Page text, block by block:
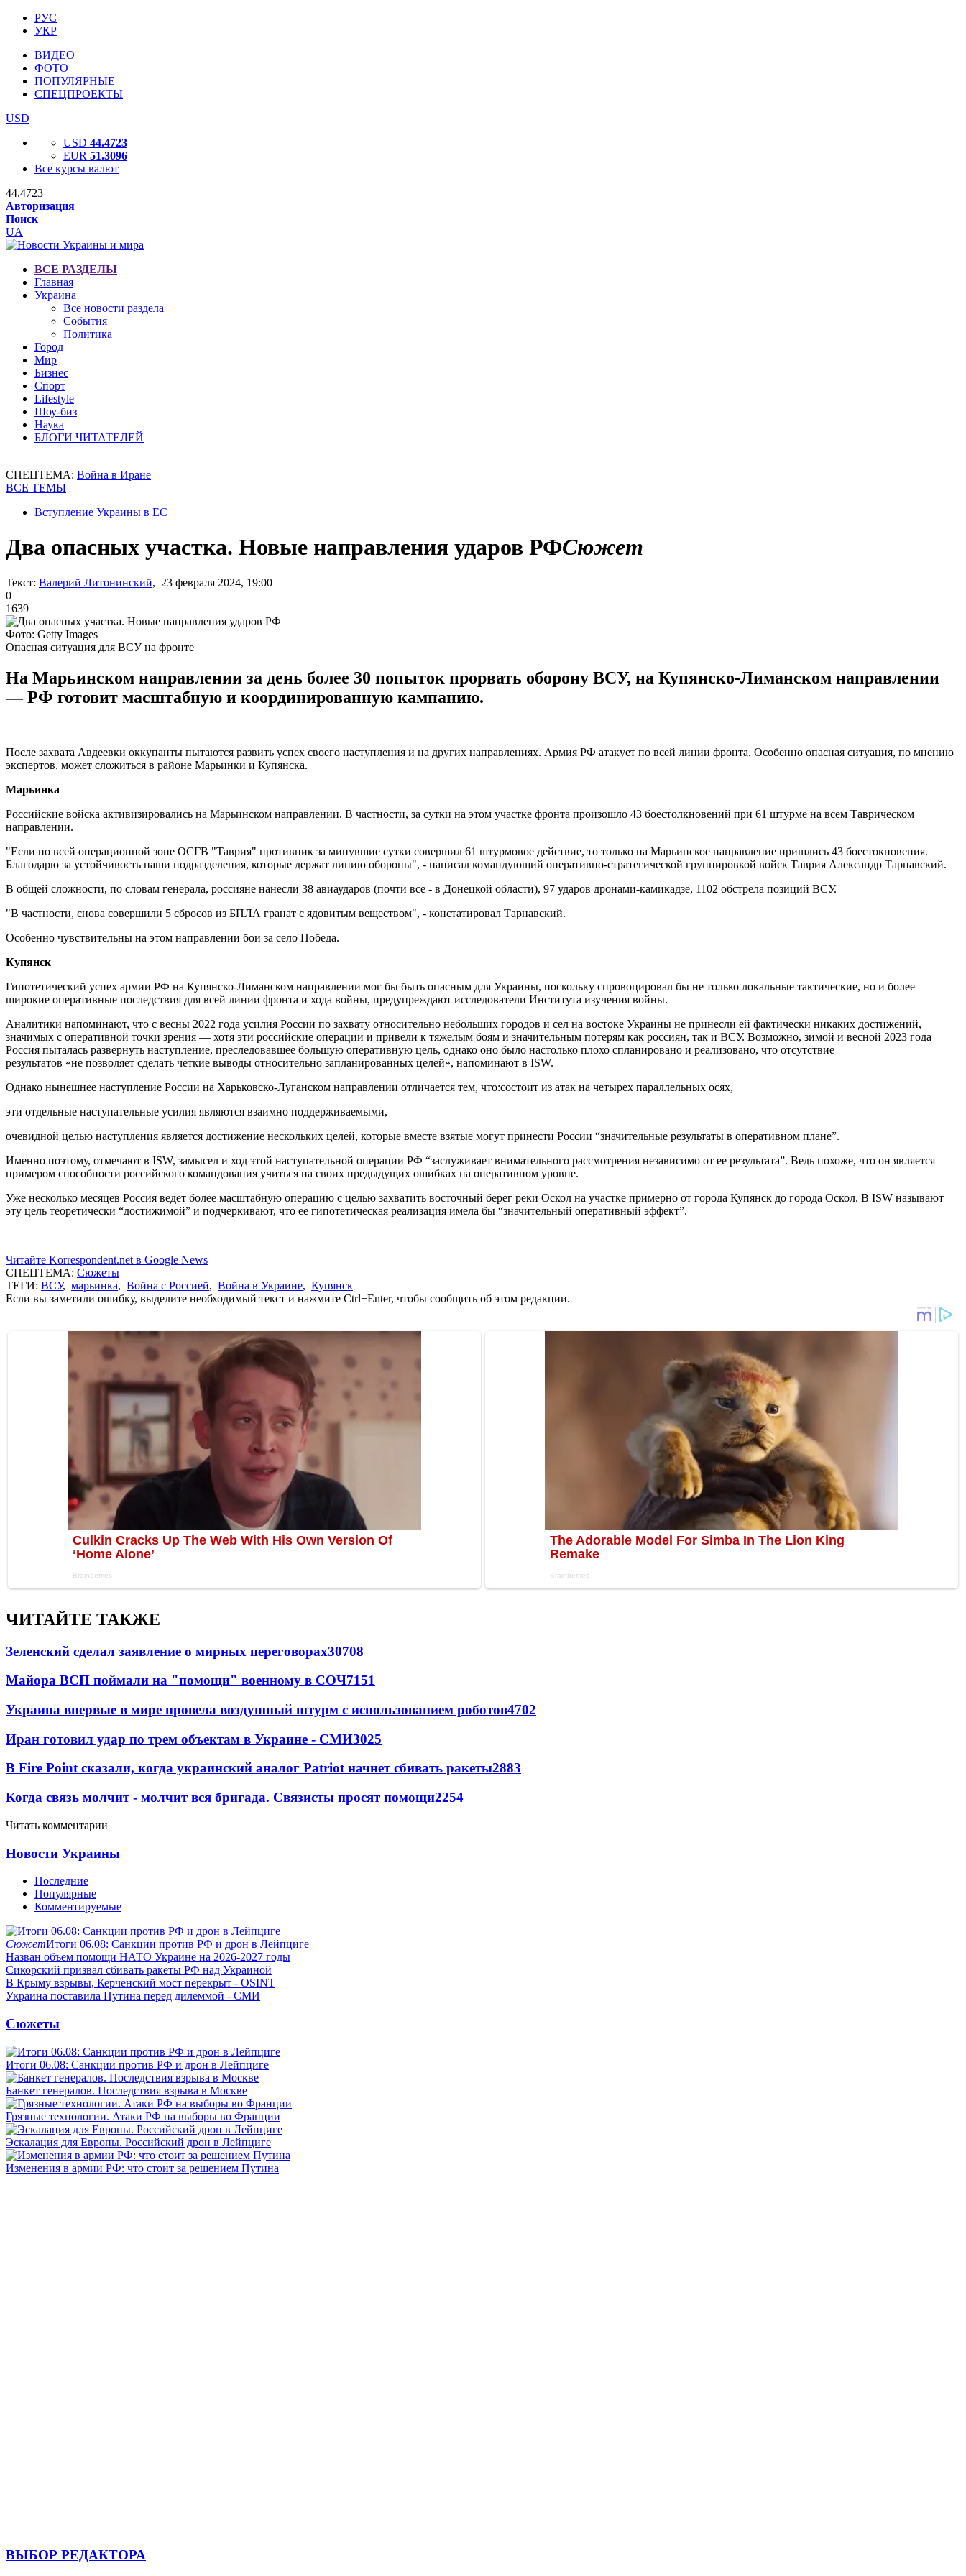
РУС
УКР
ВИДЕО
ФОТО
ПОПУЛЯРНЫЕ
СПЕЦПРОЕКТЫ
USD
USD 44.4723
EUR 51.3096
Все курсы валют
44.4723
Авторизация
Поиск
UA
ВСЕ РАЗДЕЛЫ
Главная
Украина
Все новости раздела
События
Политика
Город
Мир
Бизнес
Спорт
Lifestyle
Шоу-биз
Наука
БЛОГИ ЧИТАТЕЛЕЙ
СПЕЦТЕМА: Война в Иране
ВСЕ ТЕМЫ
Вступление Украины в ЕС
Два опасных участка. Новые направления ударов РФСюжет
Текст: Валерий Литонинский, 23 февраля 2024, 19:00
0
1639
Фото: Getty Images
Опасная ситуация для ВСУ на фронте
На Марьинском направлении за день более 30 попыток прорвать оборону ВСУ, на Купянско-Лиманском направлении
— РФ готовит масштабную и координированную кампанию.
После захвата Авдеевки оккупанты пытаются развить успех своего наступления и на других направлениях. Армия РФ атакует по всей линии фронта. Особенно опасная ситуация, по мнению
экспертов, может сложиться в районе Марьинки и Купянска.
Марьинка
Российские войска активизировались на Марьинском направлении. В частности, за сутки на этом участке фронта произошло 43 боестолкновений при 61 штурме на всем Таврическом
направлении.
"Если по всей операционной зоне ОСГВ "Таврия" противник за минувшие сутки совершил 61 штурмовое действие, то только на Марьинское направление пришлись 43 боестокновения.
Благодарю за устойчивость наши подразделения, которые держат линию обороны", - написал командующий оперативно-стратегической группировкой войск Таврия Александр Тарнавский.
В общей сложности, по словам генерала, россияне нанесли 38 авиаударов (почти все - в Донецкой области), 97 ударов дронами-камикадзе, 1102 обстрела позиций ВСУ.
"В частности, снова совершили 5 сбросов из БПЛА гранат с ядовитым веществом", - констатировал Тарнавский.
Особенно чувствительны на этом направлении бои за село Победа.
Купянск
Гипотетический успех армии РФ на Купянско-Лиманском направлении мог бы быть опасным для Украины, поскольку спровоцировал бы не только локальные тактические, но и более
широкие оперативные последствия для всей линии фронта и хода войны, предупреждают исследователи Института изучения войны.
Аналитики напоминают, что с весны 2022 года усилия России по захвату относительно небольших городов и сел на востоке Украины не принесли ей фактически никаких достижений,
значимых с оперативной точки зрения — хотя эти российские операции и привели к тяжелым боям и значительным потерям как россиян, так и ВСУ. Возможно, зимой и весной 2023 года
Россия пыталась развернуть наступление, преследовавшее большую оперативную цель, однако оно было настолько плохо спланировано и реализовано, что отсутствие
результатов «не позволяет сделать четкие выводы относительно запланированных целей», напоминают в ISW.
Однако нынешнее наступление России на Харьковско-Луганском направлении отличается тем, что:состоит из атак на четырех параллельных осях,
эти отдельные наступательные усилия являются взаимно поддерживаемыми,
очевидной целью наступления является достижение нескольких целей, которые вместе взятые могут принести России “значительные результаты в оперативном плане”.
Именно поэтому, отмечают в ISW, замысел и ход этой наступательной операции РФ “заслуживает внимательного рассмотрения независимо от ее результата”. Ведь похоже, что он является
примером способности российского командования учиться на своих предыдущих ошибках на оперативном уровне.
Уже несколько месяцев Россия ведет более масштабную операцию с целью захватить восточный берег реки Оскол на участке примерно от города Купянск до города Оскол. В ISW называют
эту цель теоретически “достижимой” и подчеркивают, что ее гипотетическая реализация имела бы “значительный оперативный эффект”.
Читайте Korrespondent.net в Google News
СПЕЦТЕМА: Сюжеты
ТЕГИ: ВСУ, марьинка, Война с Россией, Война в Украине, Купянск
Если вы заметили ошибку, выделите необходимый текст и нажмите Ctrl+Enter, чтобы сообщить об этом редакции.
ЧИТАЙТЕ ТАКЖЕ
Зеленский сделал заявление о мирных переговорах30708
Майора ВСП поймали на "помощи" военному в СОЧ7151
Украина впервые в мире провела воздушный штурм с использованием роботов4702
Иран готовил удар по трем объектам в Украине - СМИ3025
В Fire Point сказали, когда украинский аналог Patriot начнет сбивать ракеты2883
Когда связь молчит - молчит вся бригада. Связисты просят помощи2254
Читать комментарии
Новости Украины
Последние
Популярные
Комментируемые
СюжетИтоги 06.08: Санкции против РФ и дрон в Лейпциге
Назван объем помощи НАТО Украине на 2026-2027 годы
Сикорский призвал сбивать ракеты РФ над Украиной
В Крыму взрывы, Керченский мост перекрыт - OSINT
Украина поставила Путина перед дилеммой - СМИ
Сюжеты
Итоги 06.08: Санкции против РФ и дрон в Лейпциге
Банкет генералов. Последствия взрыва в Москве
Грязные технологии. Атаки РФ на выборы во Франции
Эскалация для Европы. Российский дрон в Лейпциге
Изменения в армии РФ: что стоит за решением Путина
ВЫБОР РЕДАКТОРА